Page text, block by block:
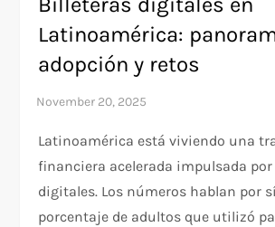
Latinoamérica:
adopción y retos
Latinoamérica está viviendo una
financiera acelerada impulsada
digitales. Los números hablan por
porcentaje de adultos que utilizó